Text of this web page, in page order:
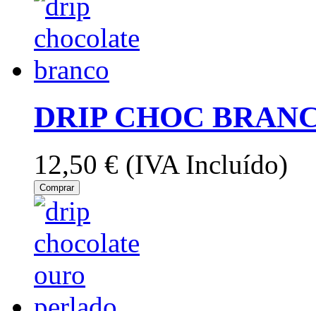
DRIP CHOC
12,50 € (IVA Incluído)
Comprar